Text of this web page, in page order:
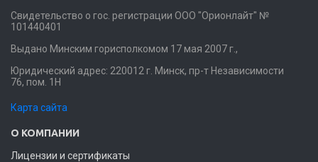
Свидетельство о гос. регистрации ООО "Орионлайт" №
101440401
Выдано Минским горисполкомом 17 мая 2007 г.,
Юридический адрес: 220012 г. Минск, пр-т Независимости
76, пом. 1Н
Карта сайта
О КОМПАНИИ
Лицензии и сертификаты